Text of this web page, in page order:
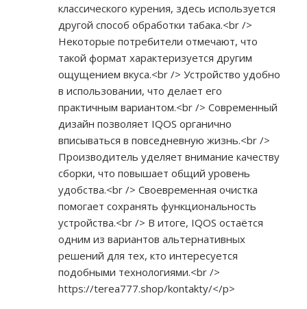
классического курения, здесь используется
другой способ обработки табака.<br />
Некоторые потребители отмечают, что
такой формат характеризуется другим
ощущением вкуса.<br /> Устройство удобно
в использовании, что делает его
практичным вариантом.<br /> Современный
дизайн позволяет IQOS органично
вписываться в повседневную жизнь.<br />
Производитель уделяет внимание качеству
сборки, что повышает общий уровень
удобства.<br /> Своевременная очистка
помогает сохранять функциональность
устройства.<br /> В итоге, IQOS остаётся
одним из вариантов альтернативных
решений для тех, кто интересуется
подобными технологиями.<br />
https://terea777.shop/kontakty/</p>